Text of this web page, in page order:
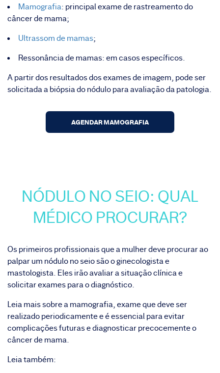
Mamografia: principal exame de rastreamento do
câncer de mama;
Ultrassom de mamas;
Ressonância de mamas: em casos específicos.
A partir dos resultados dos exames de imagem, pode ser
solicitada a biópsia do nódulo para avaliação da patologia.
AGENDAR MAMOGRAFIA
NÓDULO NO SEIO: QUAL
MÉDICO PROCURAR?
Os primeiros profissionais que a mulher deve procurar ao
palpar um nódulo no seio são o ginecologista e
mastologista. Eles irão avaliar a situação clínica e
solicitar exames para o diagnóstico.
Leia mais sobre a mamografia, exame que deve ser
realizado periodicamente e é essencial para evitar
complicações futuras e diagnosticar precocemente o
câncer de mama.
Leia também: